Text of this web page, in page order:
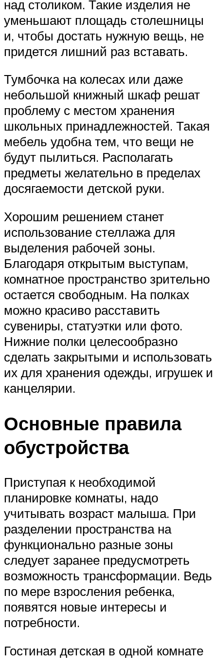
над столиком. Такие изделия не
уменьшают площадь столешницы
и, чтобы достать нужную вещь, не
придется лишний раз вставать.
Тумбочка на колесах или даже
небольшой книжный шкаф решат
проблему с местом хранения
школьных принадлежностей. Такая
мебель удобна тем, что вещи не
будут пылиться. Располагать
предметы желательно в пределах
досягаемости детской руки.
Хорошим решением станет
использование стеллажа для
выделения рабочей зоны.
Благодаря открытым выступам,
комнатное пространство зрительно
остается свободным. На полках
можно красиво расставить
сувениры, статуэтки или фото.
Нижние полки целесообразно
сделать закрытыми и использовать
их для хранения одежды, игрушек и
канцелярии.
Основные правила
обустройства
Приступая к необходимой
планировке комнаты, надо
учитывать возраст малыша. При
разделении пространства на
функционально разные зоны
следует заранее предусмотреть
возможность трансформации. Ведь
по мере взросления ребенка,
появятся новые интересы и
потребности.
Гостиная детская в одной комнате